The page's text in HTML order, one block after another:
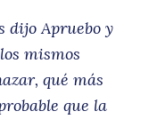
dijo Apruebo y
mismos
qué más
que la